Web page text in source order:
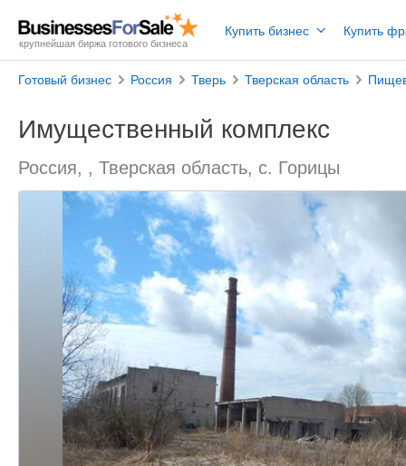
крупнейшая биржа готового бизнеса
Купить бизнес Купить
Готовый бизнес Россия Тверь Тверская область
Имущественный комплекс
Россия, , Тверская область, с. Горицы